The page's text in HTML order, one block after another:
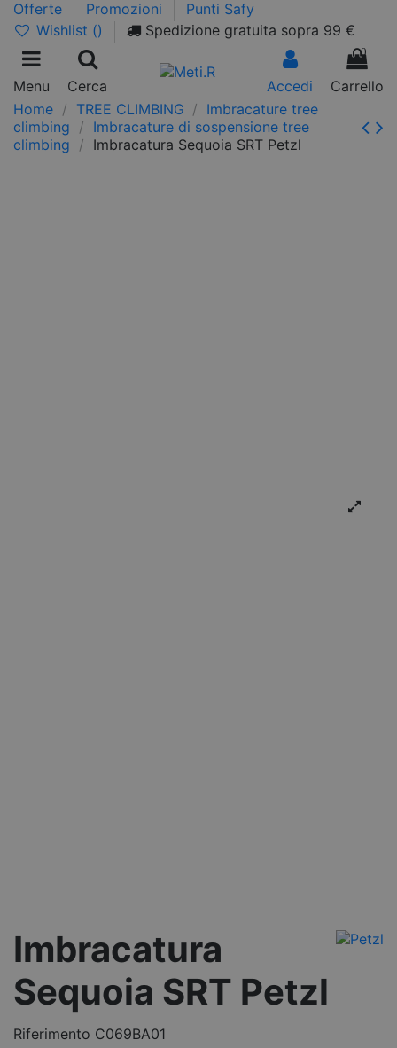
Offerte Promozioni
Punti Safy
Wishlist () Spedizione gratuita sopra 99 €
Menu Cerca Accedi
0
Carrello
Home
TREE CLIMBING
Imbracature tree
climbing
Imbracature di sospensione tree
climbing
Imbracatura Sequoia SRT Petzl
Imbracatura
Sequoia SRT Petzl
Riferimento C069BA01